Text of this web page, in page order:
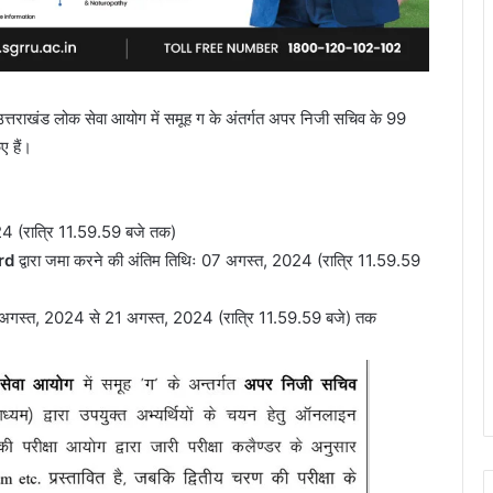
लोक सेवा आयोग में समूह ग के अंतर्गत अपर निजी सचिव के 99
हैं।
(रात्रि 11.59.59 बजे तक)
द्वारा जमा करने की अंतिम तिथिः 07 अगस्त, 2024 (रात्रि 11.59.59
2024 से 21 अगस्त, 2024 (रात्रि 11.59.59 बजे) तक